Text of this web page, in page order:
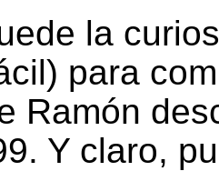
la
para
Ramón
Y claro,